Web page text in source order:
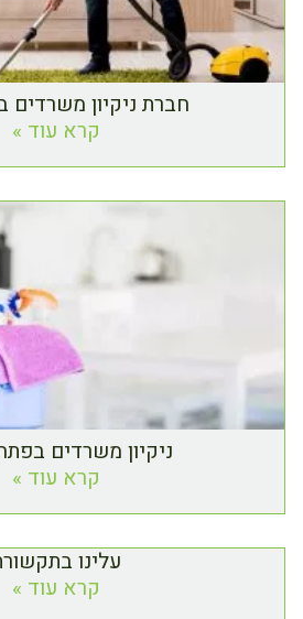
חברת ניקיון משרדים
קרא עוד »
ניקיון משרדים
קרא עוד »
עלינו
קרא עוד »